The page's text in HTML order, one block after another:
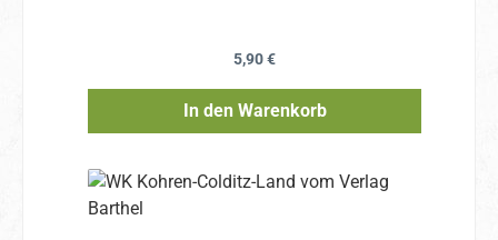
Regulärer Preis:
5,90 €
In den Warenkorb